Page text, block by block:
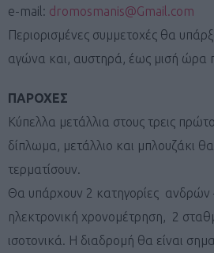
e-mail: dromosmanis@Gmail.com
Περιορισμένες συμμετοχές θα
αγώνα και, αυστηρά, έως μισή ώρα
ΠΑΡΟΧΕΣ
Κύπελλα μετάλλια στους τρεις
δίπλωμα, μετάλλιο και μπλουζάκι
τερματίσουν.
Θα υπάρχουν 2 κατηγορίες ανδρών
ηλεκτρονική χρονομέτρηση, 2
ισοτονικά. Η διαδρομή θα είναι